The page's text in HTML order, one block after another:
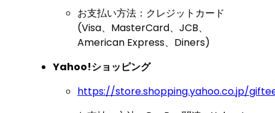
お支払い方法：クレジットカード
(Visa、MasterCard、JCB、
American Express、Diners)
Yahoo!ショッピング
https://store.shopping.yahoo.co.jp/